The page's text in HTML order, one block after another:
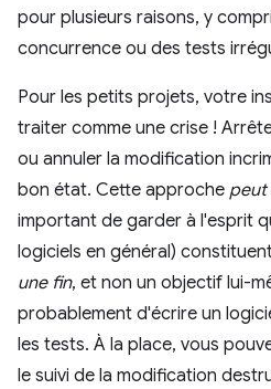
pour plusieurs raisons, y
concurrence ou des tests
Pour les petits projets, votre
traiter comme une crise !
ou annuler la modification
bon état. Cette approche peut
important de garder à l'esprit
logiciels en général)
une fin, et non un objectif lui-
probablement d'écrire un
les tests. À la place, vous
le suivi de la modification